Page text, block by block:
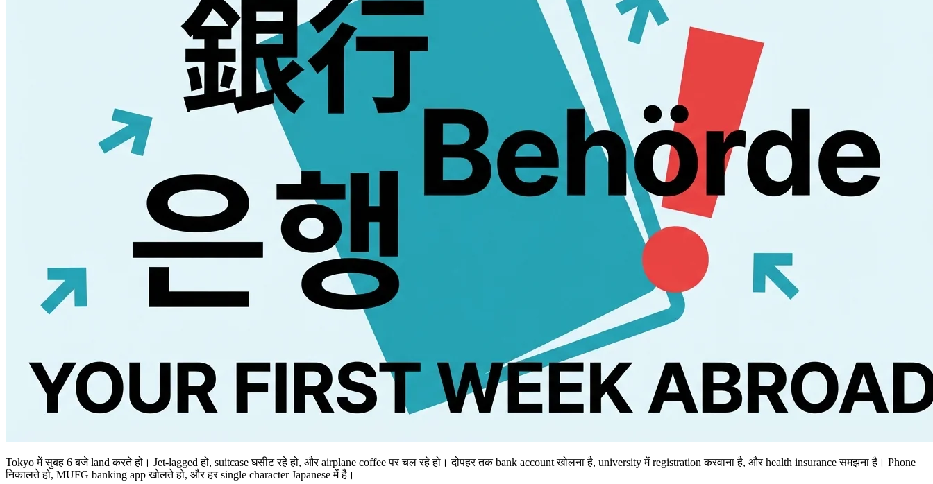
Tokyo में सुबह 6 बजे land करते हो। Jet-lagged हो, suitcase घसीट रहे हो, और airplane coffee पर चल रहे हो। दोपहर तक bank account खोलना है, university में registration करवाना है, और health insurance समझना है। Phone
निकालते हो, MUFG banking app खोलते हो, और हर single character Japanese में है।